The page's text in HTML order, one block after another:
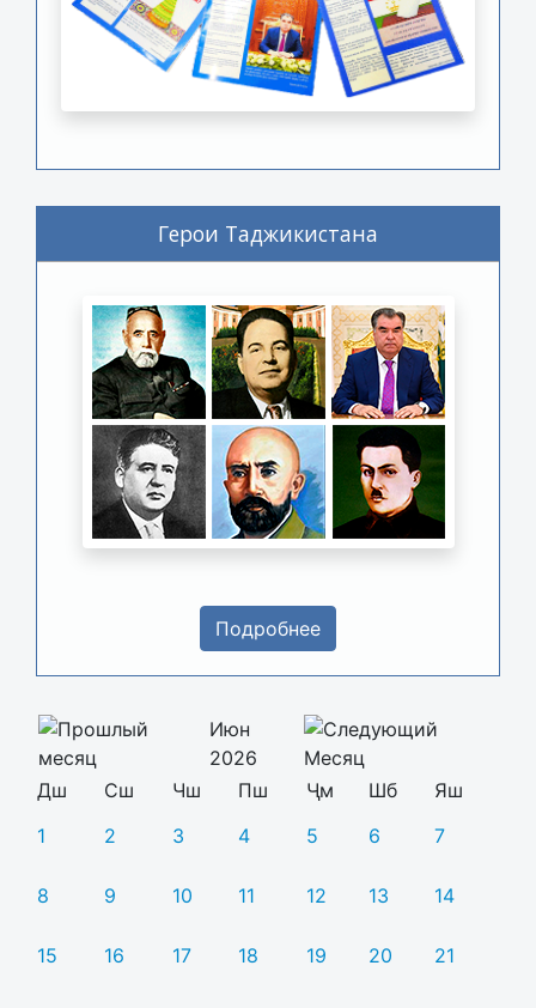
Герои Таджикистана
Подробнее
Июн
2026
Дш
Сш Чш Пш Ҷм Шб
Яш
1
2 3 4 5 6 7
8 9 10 11 12 13 14
15 16 17 18 19 20 21